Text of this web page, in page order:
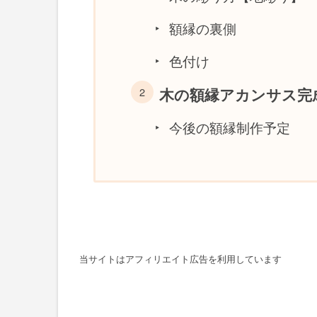
額縁の裏側
色付け
木の額縁アカンサス完
今後の額縁制作予定
当サイトはアフィリエイト広告を利用しています